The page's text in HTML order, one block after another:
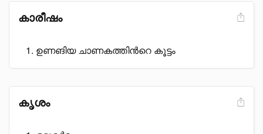
കാരീഷം
ഉണങിയ ചാണകത്തിൻറെ കൂട്ടം
കൃശം